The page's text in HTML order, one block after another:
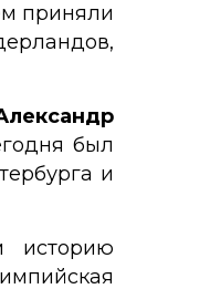
приняли
был
и
историю